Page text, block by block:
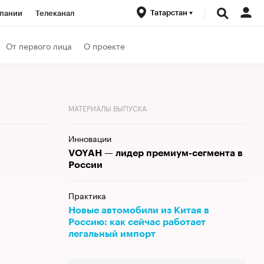
Телеканал Татарстан
От первого лица О проекте
МАТЕРИАЛЫ ВЫПУСКА
Инновации
VOYAH — лидер премиум-сегмента в
России
Практика
Новые автомобили из Китая в
Россию: как сейчас работает
легальный импорт